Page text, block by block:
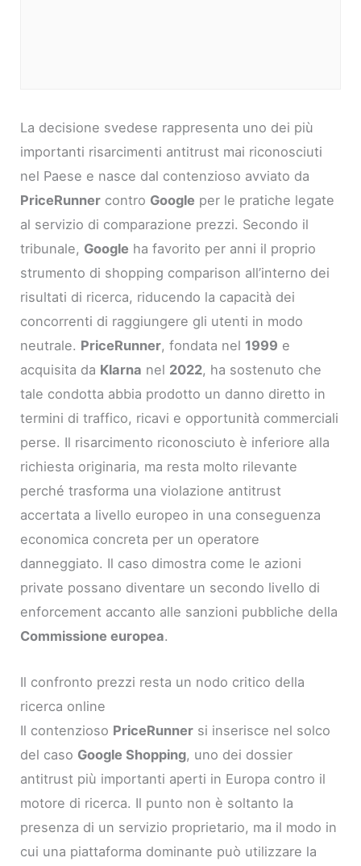
La decisione svedese rappresenta uno dei più
importanti risarcimenti antitrust mai riconosciuti
nel Paese e nasce dal contenzioso avviato da
PriceRunner contro Google per le pratiche legate
al servizio di comparazione prezzi. Secondo il
tribunale, Google ha favorito per anni il proprio
strumento di shopping comparison all’interno dei
risultati di ricerca, riducendo la capacità dei
concorrenti di raggiungere gli utenti in modo
neutrale. PriceRunner, fondata nel 1999 e
acquisita da Klarna nel 2022, ha sostenuto che
tale condotta abbia prodotto un danno diretto in
termini di traffico, ricavi e opportunità commerciali
perse. Il risarcimento riconosciuto è inferiore alla
richiesta originaria, ma resta molto rilevante
perché trasforma una violazione antitrust
accertata a livello europeo in una conseguenza
economica concreta per un operatore
danneggiato. Il caso dimostra come le azioni
private possano diventare un secondo livello di
enforcement accanto alle sanzioni pubbliche della
Commissione europea.
Il confronto prezzi resta un nodo critico della
ricerca online
Il contenzioso PriceRunner si inserisce nel solco
del caso Google Shopping, uno dei dossier
antitrust più importanti aperti in Europa contro il
motore di ricerca. Il punto non è soltanto la
presenza di un servizio proprietario, ma il modo in
cui una piattaforma dominante può utilizzare la